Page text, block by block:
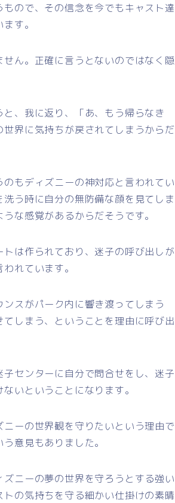
ので、その信念を今でもキャスト達
す。
ん。正確に言うとないのではなく隠
、我に返り、「あ、もう帰らなき
界に気持ちが戻されてしまうからだ
もディズニーの神対応と言われてい
う時に自分の無防備な顔を見てしま
な感覚があるからだそうです。
は作られており、迷子の呼び出しが
れています。
スがパーク内に響き渡ってしまう
しまう、ということを理由に呼び出
センターに自分で問合せをし、迷子
いということになります。
ーの世界観を守りたいという理由で
意見もありました。
ニーの夢の世界を守ろうとする強い
の気持ちを守る細かい仕掛けの素晴